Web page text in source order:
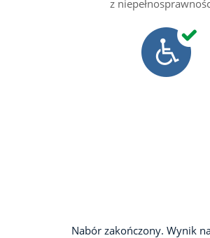
z
Nabór zakończony. Wynik